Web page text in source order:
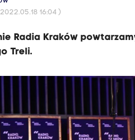
16:04 )
Radia Kraków
Treli.